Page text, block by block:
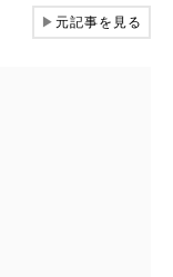
▶元記事を見る